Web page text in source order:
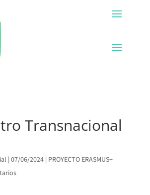
Transnacional
| 07/06/2024| PROYECTO ERASMUS+